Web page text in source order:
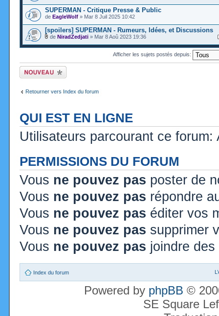
SUPERMAN - Critique Presse & Public
de EagleWolf » Mar 8 Juil 2025 10:42
[spoilers] SUPERMAN - Rumeurs, Idées, et Discussions
de NiradZedjati » Mar 8 Aoû 2023 19:36
Afficher les sujets postés depuis:
Ecrire un nouveau
sujet
Retourner vers Index du forum
QUI EST EN LIGNE
Utilisateurs parcourant ce
PERMISSIONS DU FORUM
Vous ne pouvez pas poster de
Vous ne pouvez pas répondre
Vous ne pouvez pas éditer vos
Vous ne pouvez pas supprimer
Vous ne pouvez pas joindre
Index du forum
Powered by phpBB ©
SE Square